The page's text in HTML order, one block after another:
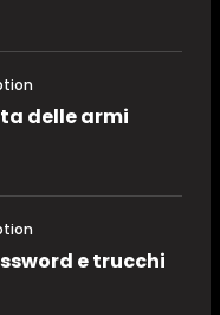
delle armi
e trucchi